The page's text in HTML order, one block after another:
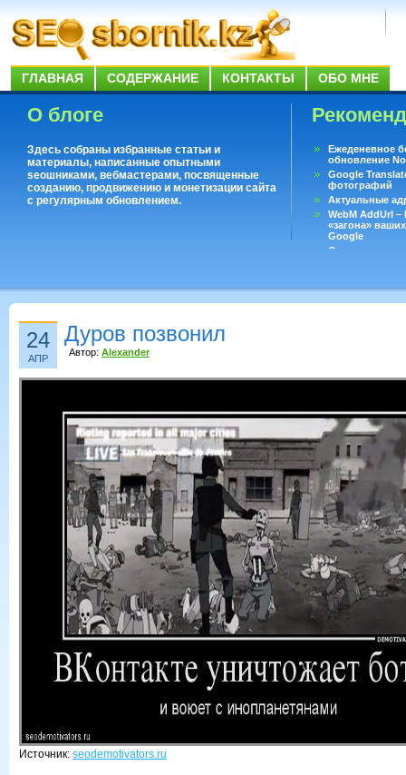
ГЛАВНАЯ СОДЕРЖАНИЕ КОНТАКТЫ ОБО МНЕ
О блоге
Здесь собраны избранные статьи и
материалы, написанные опытными
seoшниками, вебмастерами, посвященные
созданию, продвижению и монетизации сайта
с регулярным обновлением.
Ежеденевное
обновление
Google
фотографий
Актуальные
WebM AddUrl
«загона»
Google
Существует
24
АПР
Дуров позвонил
Автор: Alexander
Источник: seodemotivators.ru